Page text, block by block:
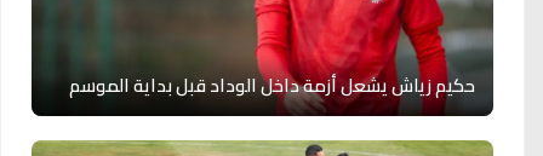
حكيم زياش يشعل أزمة داخل الوداد قبل بداية الموسم